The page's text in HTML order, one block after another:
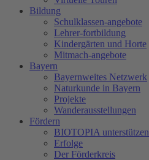
Bildung
Schulklassen-angebote
Lehrer-fortbildung
Kindergärten und Horte
Mitmach-angebote
Bayern
Bayernweites Netzwerk
Naturkunde in Bayern
Projekte
Wanderausstellungen
Fördern
BIOTOPIA unterstützen
Erfolge
Der Förderkreis